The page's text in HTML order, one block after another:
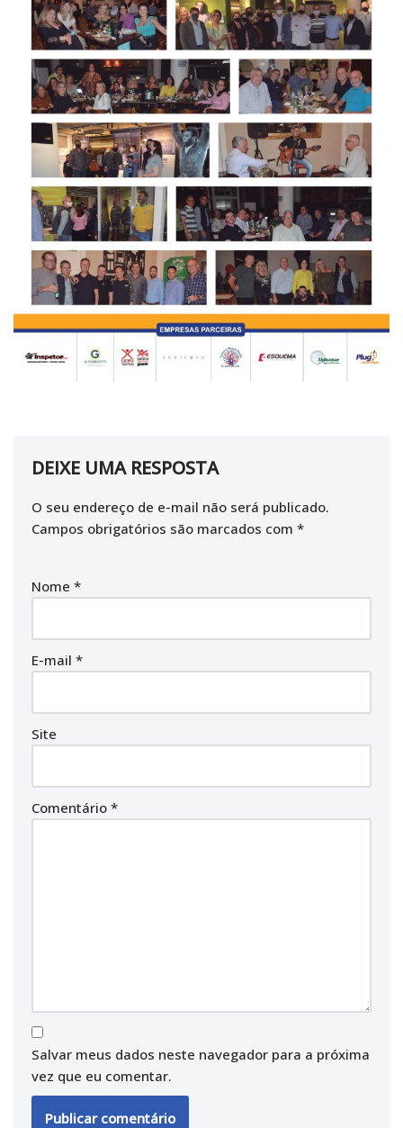
DEIXE UMA RESPOSTA
O seu endereço de e-mail não será publicado.
Campos obrigatórios são marcados com *
Nome *
E-mail *
Site
Comentário *
Salvar meus dados neste navegador para a próxima
vez que eu comentar.